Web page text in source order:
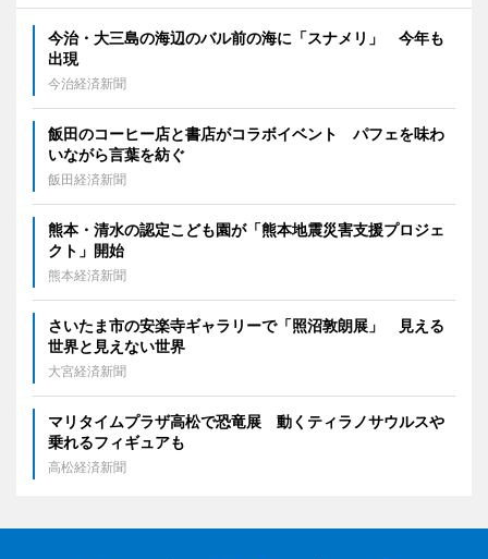
今治・大三島の海辺のバル前の海に「スナメリ」 今年も
出現
今治経済新聞
飯田のコーヒー店と書店がコラボイベント パフェを味わ
いながら言葉を紡ぐ
飯田経済新聞
熊本・清水の認定こども園が「熊本地震災害支援プロジェ
クト」開始
熊本経済新聞
さいたま市の安楽寺ギャラリーで「照沼敦朗展」 見える
世界と見えない世界
大宮経済新聞
マリタイムプラザ高松で恐竜展 動くティラノサウルスや
乗れるフィギュアも
高松経済新聞